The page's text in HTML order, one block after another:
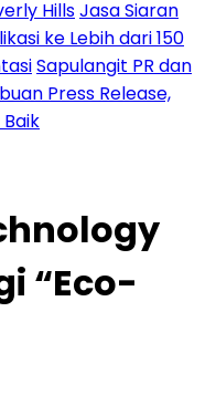
HillsJasa Siaran
ke Lebih dari 150
Sapulangit PR dan
Press Release,
“Eco-